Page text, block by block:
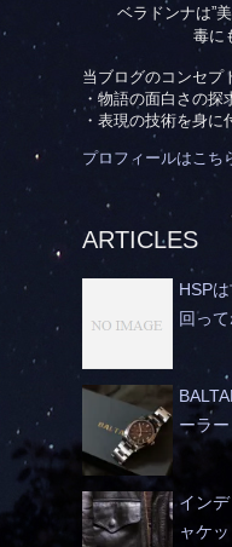
ベラドンナは”
毒に
当ブログのコンセプ
・物語の面白さの探
・表現の技術を身に
プロフィールはこち
ARTICLES
HSP
回っ
ーラ
イン
ャケ